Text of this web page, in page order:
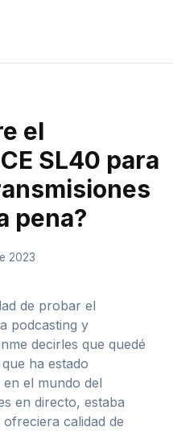
el
SL40 para
pena?
2023
de probar el
podcasting y
decirles que quedé
ha estado
el mundo del
en directo, estaba
calidad de